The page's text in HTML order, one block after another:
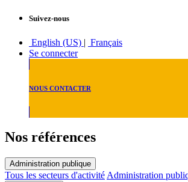
Suivez-nous
English (US) | Français
Se connecter
NOUS CONTACTER
Nos références
Administration publique
Tous les secteurs d'activité Administration